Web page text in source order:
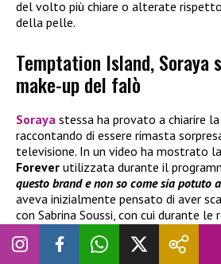
del volto più chiare o alterate
della pelle.
Temptation Island,
make-up del falò
Soraya stessa ha provato a chiarire
raccontando di essere rimasta
televisione. In un video ha mostrato la
Forever utilizzata durante il
questo brand e non so come sia potuto
aveva inizialmente pensato di aver
con Sabrina Soussi, con cui durante le
condivideva spesso alcuni prodotti,
possibilità: “
Visto che anche al secondo